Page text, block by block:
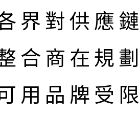
界對供應
合商在規
用品牌受